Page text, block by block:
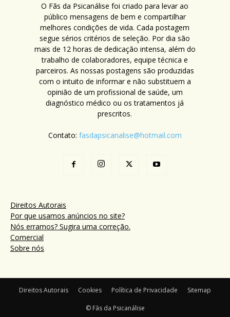
O Fãs da Psicanálise foi criado para levar ao
público mensagens de bem e compartilhar
melhores condições de vida. Cada postagem
segue sérios critérios de seleção. Por dia são
mais de 12 horas de dedicação intensa, além do
trabalho de colaboradores, equipe técnica e
parceiros. As nossas postagens são produzidas
com o intuito de informar e não substituem a
opinião de um profissional de saúde, um
diagnóstico médico ou os tratamentos já
prescritos.
Contato: fasdapsicanalise@hotmail.com
Direitos Autorais
Por que usamos anúncios no site?
Nós erramos? Sugira uma correção.
Comercial
Sobre nós
Direitos Autorais Cookies Política de Privacidade Sitemap
© Fãs da Psicanálise